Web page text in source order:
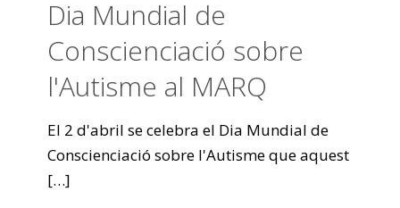
Dia Mundial de
Conscienciació sobre
l'Autisme al MARQ
El 2 d'abril se celebra el Dia Mundial de
Conscienciació sobre l'Autisme que aquest
[…]